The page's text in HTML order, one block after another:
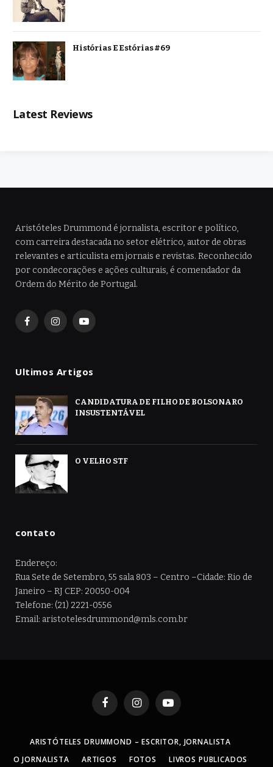
Histórias E Estórias #69
Latest Reviews
Aristóteles Drummond é jornalista, escritor e político,
com carreira destacada no setor elétrico, autor de obras
relevantes e articulista em jornais e revistas. Reconhecido
por condecorações e ações culturais, é comendador da
Ordem do Mérito de Portugal.
FacebookInstagramYouTube
Ultimos Artigos
CANDIDATURA DE FILHO DE BOLSONARO
INSUSTENTÁVEL
O VELHO STF
contato
Endereço:
Rua Sete de Setembro, 55 sala 803 – Centro –Cidade: Rio de
Janeiro – RJ CEP: 20050-004
Telefone: (21) 2221-0556
Email: aristotelesdrummond@mls.com.br
FacebookInstagramYouTube
ARISTÓTELES DRUMMOND – ESCRITOR, JORNALISTA
O JORNALISTA
ARTIGOS FOTOS LIVROS PUBLICADOS